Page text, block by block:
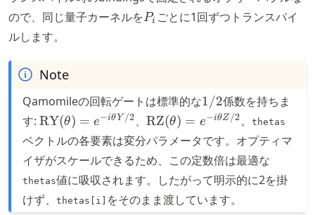
\rangle
ので、同じ量子カーネルをP_i
Pi ごとに1回ずつトランスパイ
ルします。
Note
Qamomileの回転ゲートは標準的な1/2
1/2係数を持ちま
す: \text{RY}
(\theta) =
e^{-i
\theta Y /
2}
RY(θ) = e−iθY /2 、\text{RZ}
(\theta) =
e^{-i
\theta Z /
2}
RZ(θ) = e−iθZ /2。 thetas
ベクトルの各要素は変分パラメータです。オプティマ
イザがスケールできるため、この定数倍は最適な
thetas値に吸収されます。したがって明示的に2を掛
けず、
thetas[i] をそのまま渡しています。